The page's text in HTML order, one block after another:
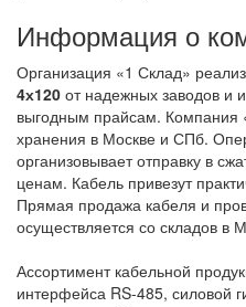
Информация о
Организация «1 Склад»
4х120 от надежных заводов и
выгодным прайсам. Компания
хранения в Москве и СПб.
организовывает отправку в
ценам. Кабель привезут
Прямая продажа кабеля и
осуществляется со складов в
Ассортимент кабельной
интерфейса RS-485, силовой